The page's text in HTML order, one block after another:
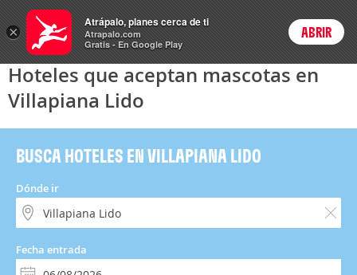
Hoteles Login
Hoteles que aceptan mascotas en
Villapiana Lido
BUSCA HOTELES EN VILLAPIANA LIDO
Dónde ir
Fecha entrada
×
Atrápalo, planes cerca de ti
Atrapalo.com
Gratis - En Google Play
ABRIR